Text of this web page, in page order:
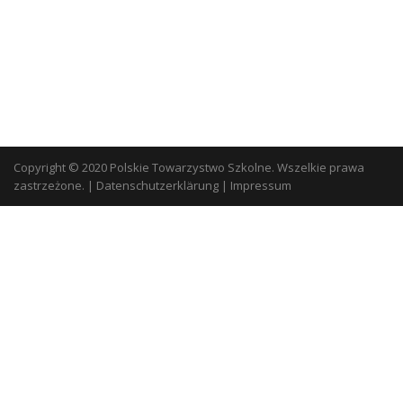
Copyright © 2020 Polskie Towarzystwo Szkolne. Wszelkie prawa
zastrzeżone. | Datenschutzerklärung | Impressum